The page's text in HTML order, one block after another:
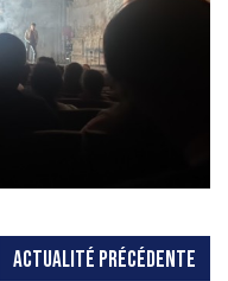
ACTUALITÉ PRÉCÉDENTE